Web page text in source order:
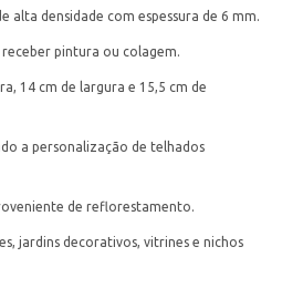
alta densidade com espessura de 6 mm.
pintura ou colagem.
14 cm de largura e 15,5 cm de
a personalização de telhados
de reflorestamento.
jardins decorativos, vitrines e nichos